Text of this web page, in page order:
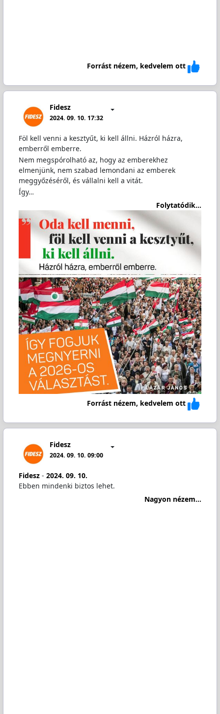
Forrást nézem, kedvelem ott
Fidesz
2024. 09. 10. 17:32
Föl kell venni a kesztyűt, ki kell állni. Házról házra,
emberről emberre.
Nem megspórolható az, hogy az emberekhez
elmenjünk, nem szabad lemondani az emberek
meggyőzéséről, és vállalni kell a vitát.
Így…
Folytatódik...
Forrást nézem, kedvelem ott
Fidesz
2024. 09. 10. 09:00
Fidesz- 2024. 09. 10.
Ebben mindenki biztos lehet.
Nagyon nézem...